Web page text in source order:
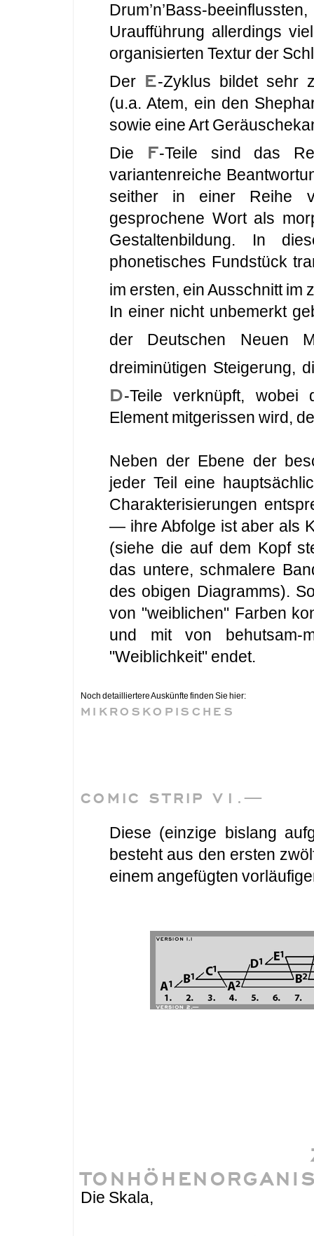
Drum’n’Bass-
Uraufführung allerdings
organisierten Textur der
Der E-Zyklus bildet sehr
(u.a. Atem, ein den
sowie eine Art
Die F-Teile sind das
variantenreiche
seither in einer Reihe
gesprochene Wort als
Gestaltenbildung. In
phonetisches Fundstück
im ersten, ein Ausschnitt im
In einer nicht unbemerkt
der Deutschen Neuen
dreiminütigen Steigerung,
D-Teile verknüpft,
Element mitgerissen wird,
Neben der Ebene der
jeder Teil eine
Charakterisierungen
— ihre Abfolge ist aber als
(siehe die auf dem Kopf
das untere, schmalere
des obigen Diagramms).
von "weiblichen" Farben
und mit von behutsam-
"Weiblichkeit" endet.
Noch detailliertere Auskünfte finden Sie hier:
MIKROSKOPISCHES
COMIC STRIP V1.—
Diese (einzige bislang
besteht aus den ersten
einem angefügten
Die Skala,